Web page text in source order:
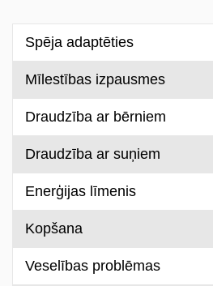
ru
Spēja adaptēties
Mīlestības izpausmes
Draudzība ar bērniem
Draudzība ar suņiem
Enerģijas līmenis
Kopšana
Veselības problēmas